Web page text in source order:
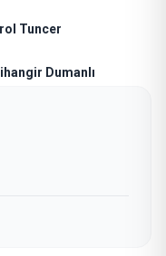
Tuncer
Dumanlı